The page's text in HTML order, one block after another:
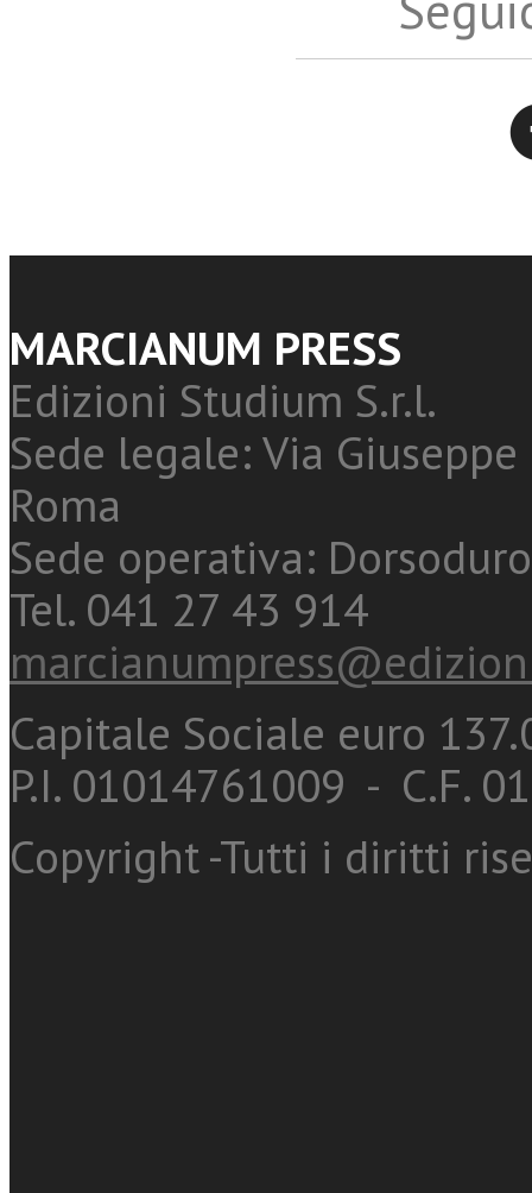
MARCIANUM PRESS
Edizioni Studium S.r.l.
Sede legale: Via
Roma
Sede operativa:
Tel. 041 27 43 914
Capitale Sociale euro
P.I. 01014761009 - C.F.
Copyright -Tutti i diritti